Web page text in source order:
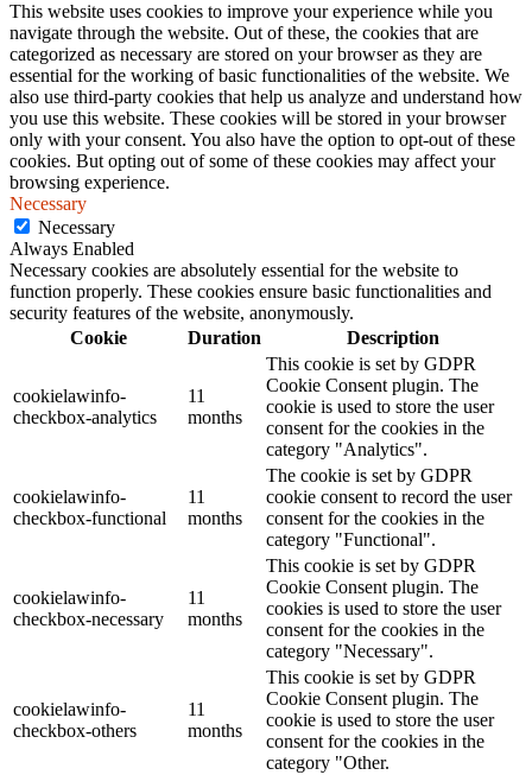
This website uses cookies to improve your experience while you
navigate through the website. Out of these, the cookies that are
categorized as necessary are stored on your browser as they are
essential for the working of basic functionalities of the website. We
also use third-party cookies that help us analyze and understand how
you use this website. These cookies will be stored in your browser
only with your consent. You also have the option to opt-out of these
cookies. But opting out of some of these cookies may affect your
browsing experience.
Necessary
Necessary
Always Enabled
Necessary cookies are absolutely essential for the website to
function properly. These cookies ensure basic functionalities and
security features of the website, anonymously.
Cookie
Duration Description
cookielawinfo-
checkbox-analytics
11
months
This cookie is set by GDPR
Cookie Consent plugin. The
cookie is used to store the user
consent for the cookies in the
category "Analytics".
cookielawinfo-
checkbox-functional
11
months
The cookie is set by GDPR
cookie consent to record the user
consent for the cookies in the
category "Functional".
cookielawinfo-
checkbox-necessary
11
months
This cookie is set by GDPR
Cookie Consent plugin. The
cookies is used to store the user
consent for the cookies in the
category "Necessary".
cookielawinfo-
checkbox-others
11
months
This cookie is set by GDPR
Cookie Consent plugin. The
cookie is used to store the user
consent for the cookies in the
category "Other.